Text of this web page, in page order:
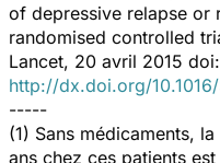
of depressive relapse or
randomised controlled
Lancet, 20 avril 2015 doi:
http://dx.doi.org/
-----
(1) Sans médicaments,
ans chez ces patients